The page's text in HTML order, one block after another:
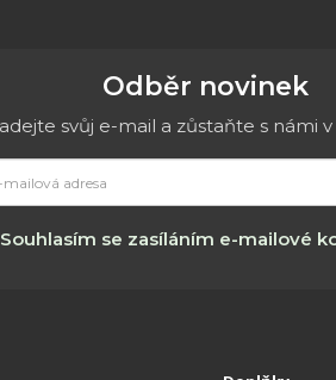
Odběr novinek
svůj e-mail a zůstaňte s námi
mailová
adresa
Souhlasím se zasíláním e-mailové